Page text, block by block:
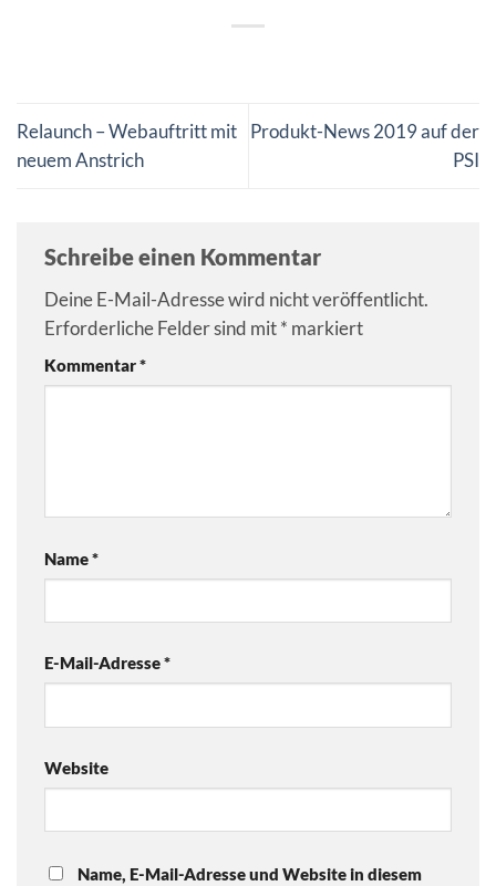
Relaunch – Webauftritt mit
neuem Anstrich
Produkt-News 2019 auf der
PSI
Schreibe einen Kommentar
Deine E-Mail-Adresse wird nicht veröffentlicht.
Erforderliche Felder sind mit* markiert
Kommentar*
Name*
E-Mail-Adresse*
Website
Name, E-Mail-Adresse und Website in diesem